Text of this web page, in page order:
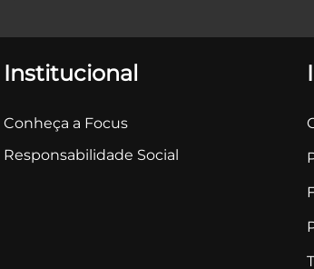
Institucional
Conheça a Focus
Responsabilidade Social